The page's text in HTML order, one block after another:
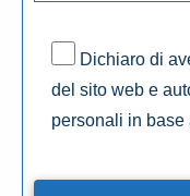
Dichiaro di
del sito web e
personali in base